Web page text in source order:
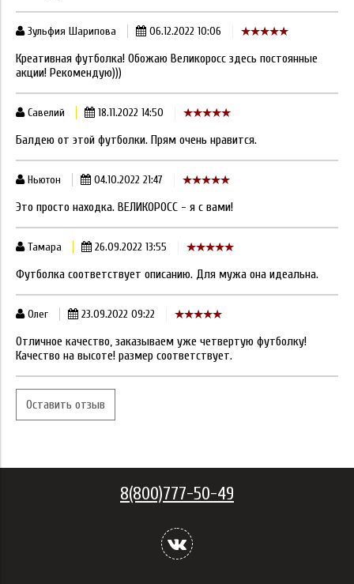
Зульфия Шарипова 06.12.2022 10:06
Креативная футболка! Обожаю Великоросс здесь постоянные
акции! Рекомендую)))
Савелий 18.11.2022 14:50
Балдею от этой футболки. Прям очень нравится.
Ньютон 04.10.2022 21:47
Это просто находка. ВЕЛИКОРОСС - я с вами!
Тамара 26.09.2022 13:55
Футболка соответствует описанию. Для мужа она идеальна.
Олег 23.09.2022 09:22
Отличное качество, заказываем уже четвертую футболку!
Качество на высоте! размер соответствует.
Оставить отзыв
8(800)777-50-49